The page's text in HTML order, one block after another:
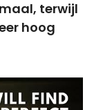
terwijl
hoog